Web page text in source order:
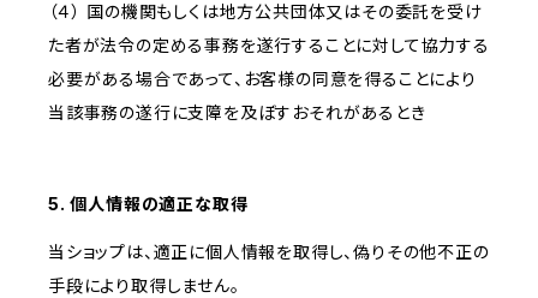
（４） 国の機関もしくは地方公共団体又はその委託を受け
た者が法令の定める事務を遂行することに対して協力する
必要がある場合であって、お客様の同意を得ることにより
当該事務の遂行に支障を及ぼすおそれがあるとき
5. 個人情報の適正な取得
当ショップは、適正に個人情報を取得し、偽りその他不正の
手段により取得しません。